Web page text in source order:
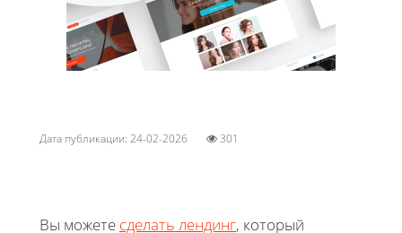
Дата публикации: 24-02-2026 301
Вы можете сделать лендинг, который